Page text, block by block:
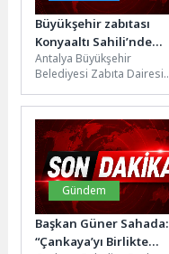
Büyükşehir zabıtası
Konyaaltı Sahili’nde
dron desteğiyle
denetimlerini
sürdürüyor
Antalya Büyükşehir
Belediyesi Zabıta Dairesi
aylarıyla birlikte her gün
binlerce yerli ve...
Gündem
Başkan Güner Sahada:
“Çankaya’yı Birlikte